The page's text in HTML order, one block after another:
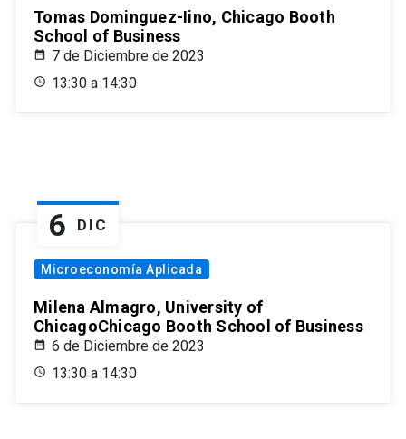
Tomas Dominguez-Iino, Chicago Booth
School of Business
7 de Diciembre de 2023
13:30 a 14:30
6 DIC
Microeconomía Aplicada
Milena Almagro, University of
ChicagoChicago Booth School of Business
6 de Diciembre de 2023
13:30 a 14:30